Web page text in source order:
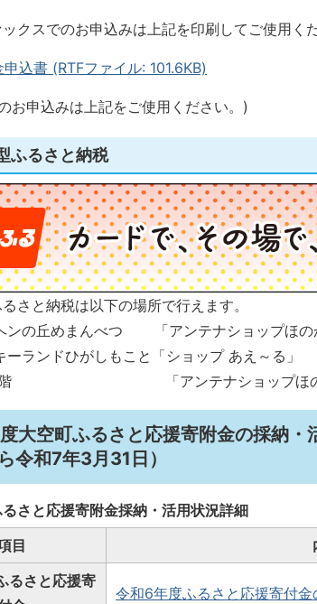
クスでのお申込みは上記を印刷してご使用く
込書 (RTFファイル: 101.6KB)
お申込みは上記をご使用ください。)
ふるさと納税
さと納税は以下の場所で行えます。
ンの丘めまんべつ 「アンテナショップほの
ーランドひがしもこと「ショップ あえ～る」
2階 「アンテナショップほのか
大空町ふるさと応援寄附金の採納・
令和7年3月31日）
さと応援寄附金採納・活用状況詳細
目
るさと応援寄
令和6年度ふるさと応援寄付